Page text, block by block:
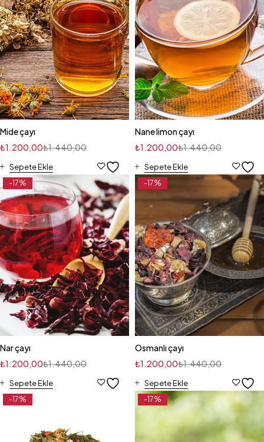
Mide çayı
₺1.440,00
₺1.200,00
Sepete Ekle
Nane limon çayı
₺1.440,00
₺1.200,00
Sepete Ekle
-17%
Nar çayı
₺1.440,00
₺1.200,00
Sepete Ekle
-17%
Osmanlı çayı
₺1.440,00
₺1.200,00
Sepete Ekle
-17% -17%